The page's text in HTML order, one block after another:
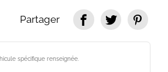
Partager
spécifique renseignée.